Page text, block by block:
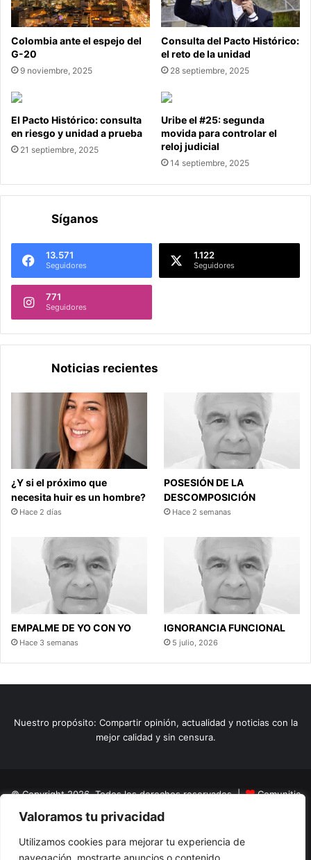
Valoramos tu privacidad
Utilizamos cookies para mejorar tu experiencia de
navegación, mostrarte anuncios o contenido
Colombia ante el espejo del
G-20
9 noviembre, 2025
Consulta del Pacto Histórico:
el reto de la unidad
28 septiembre, 2025
El Pacto Histórico: consulta
en riesgo y unidad a prueba
21 septiembre, 2025
Uribe el #25: segunda
movida para controlar el
reloj judicial
14 septiembre, 2025
Síganos
13.571
Seguidores
1.122
Seguidores
771
Seguidores
Noticias recientes
¿Y si el próximo que
necesita huir es un hombre?
Hace 2 días
POSESIÓN DE LA
DESCOMPOSICIÓN
Hace 2 semanas
EMPALME DE YO CON YO
Hace 3 semanas
IGNORANCIA FUNCIONAL
5 julio, 2026
Nuestro propósito: Compartir opinión, actualidad y noticias con la
mejor calidad y sin censura.
© Copyright 2026, Todos los derechos reservados |
Comunitic
SAS BICNit 901228106
Home
Actualidad Variedades Opinion Turismo